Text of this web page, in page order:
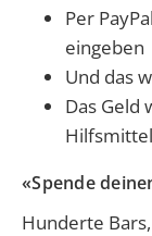
Per
eingeben
Und das
Das Geld
«Spende
Hunderte